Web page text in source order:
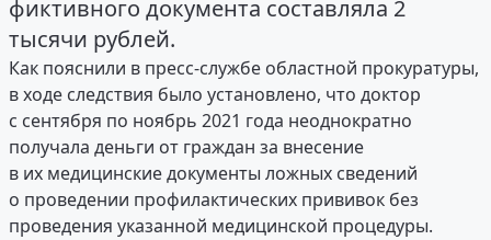
фиктивного документа составляла 2
тысячи рублей.
Как пояснили в пресс-службе областной прокуратуры,
в ходе следствия было установлено, что доктор
с сентября по ноябрь 2021 года неоднократно
получала деньги от граждан за внесение
в их медицинские документы ложных сведений
о проведении профилактических прививок без
проведения указанной медицинской процедуры.